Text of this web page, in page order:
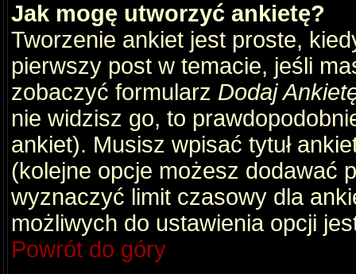
Jak mogę utworzyć ankietę?
Tworzenie ankiet jest proste,
pierwszy post w temacie, jeśli
zobaczyć formularz Dodaj
nie widzisz go, to
ankiet). Musisz wpisać tytuł
(kolejne opcje możesz dodawać
wyznaczyć limit czasowy dla
możliwych do ustawienia opcji
Powrót do góry